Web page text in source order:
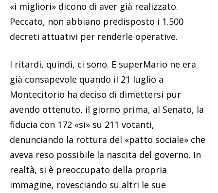
«i migliori» dicono di aver già realizzato.
Peccato, non abbiano predisposto i 1.500
decreti attuativi per renderle operative.
I ritardi, quindi, ci sono. E superMario ne era
già consapevole quando il 21 luglio a
Montecitorio ha deciso di dimettersi pur
avendo ottenuto, il giorno prima, al Senato, la
fiducia con 172 «si» su 211 votanti,
denunciando la rottura del «patto sociale» che
aveva reso possibile la nascita del governo. In
realtà, si è preoccupato della propria
immagine, rovesciando su altri le sue